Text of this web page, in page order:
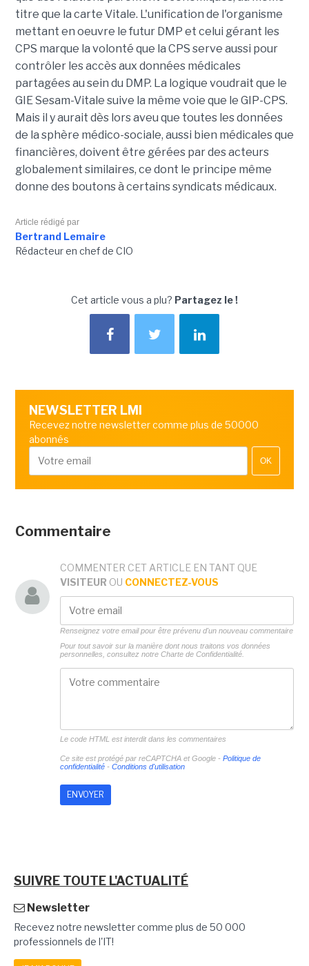
titre que la carte Vitale. L'unification de l'organisme
mettant en oeuvre le futur DMP et celui gérant les
CPS marque la volonté que la CPS serve aussi pour
contrôler les accès aux données médicales
partagées au sein du DMP. La logique voudrait que le
GIE Sesam-Vitale suive la même voie que le GIP-CPS.
Mais il y aurait dès lors aveu que toutes les données
de la sphère médico-sociale, aussi bien médicales que
financières, doivent être gérées par des acteurs
globalement similaires, ce dont le principe même
donne des boutons à certains syndicats médicaux.
Article rédigé par
Bertrand Lemaire
Rédacteur en chef de CIO
Cet article vous a plu? Partagez le !
NEWSLETTER LMI
Recevez notre newsletter comme plus de 50000
abonnés
OK
Commentaire
COMMENTER CET ARTICLE EN TANT QUE
VISITEUR OU CONNECTEZ-VOUS
Renseignez votre email pour être prévenu d'un nouveau commentaire
Pour tout savoir sur la manière dont nous traitons vos données
personnelles, consultez notre Charte de Confidentialité.
Le code HTML est interdit dans les commentaires
Ce site est protégé par reCAPTCHA et Google - Politique de
confidentialité- Conditions d'utilisation
SUIVRE TOUTE L'ACTUALITÉ
Newsletter
Recevez notre newsletter comme plus de 50 000
professionnels de l'IT!